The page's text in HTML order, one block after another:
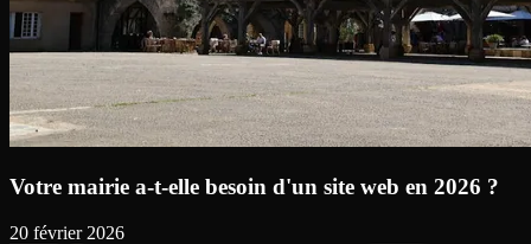
Votre mairie a-t-elle besoin d'un site web en 2026 ?
20 février 2026